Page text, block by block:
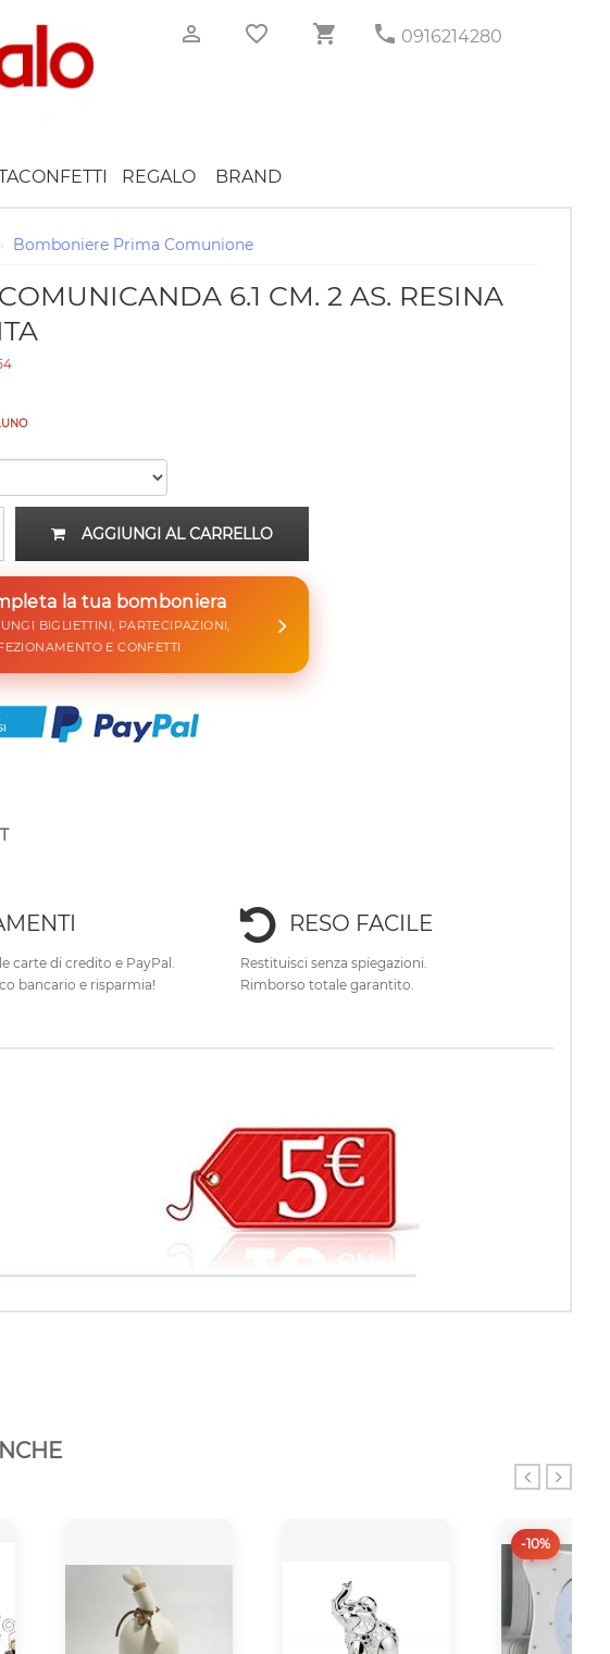
0916214280
REGALO BRAND
› Bomboniere Prima Comunione
6.1 CM. 2 AS. RESINA
AGGIUNGI AL CARRELLO
la tua bomboniera
BIGLIETTINI, PARTECIPAZIONI,
E CONFETTI
carte di credito e PayPal.
bancario e risparmia!
RESO FACILE
Restituisci senza spiegazioni.
Rimborso totale garantito.
-10%